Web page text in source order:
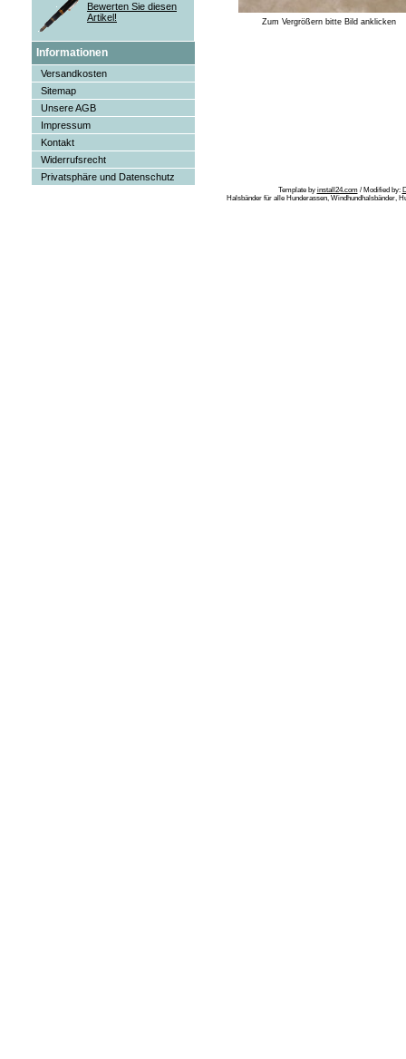
Bewerten Sie diesen
Artikel!
Informationen
Versandkosten
Sitemap
Unsere AGB
Impressum
Kontakt
Widerrufsrecht
Privatsphäre und Datenschutz
Zum Vergrößern bitte Bild anklicken
Template by install24.com/ Modified by:
Halsbänder für alle Hunderassen, Windhundhalsbänder,